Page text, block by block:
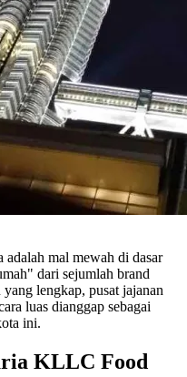
adalah mal mewah di dasar
dari sejumlah brand
lengkap, pusat jajanan
luas dianggap sebagai
ini.
KLLC Food